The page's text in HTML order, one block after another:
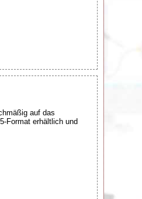
auf das
Format erhältlich und